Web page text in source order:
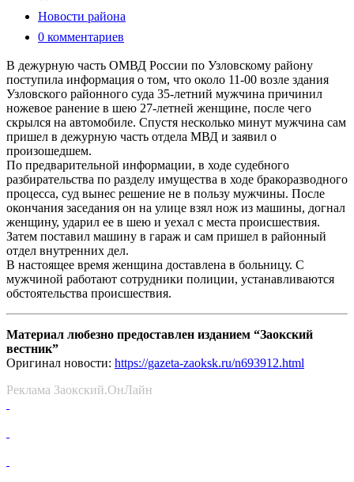
Новости района
0 комментариев
В дежурную часть ОМВД России по Узловскому району
поступила информация о том, что около 11-00 возле здания
Узловского районного суда 35-летний мужчина причинил
ножевое ранение в шею 27-летней женщине, после чего
скрылся на автомобиле. Спустя несколько минут мужчина сам
пришел в дежурную часть отдела МВД и заявил о
произошедшем.
По предварительной информации, в ходе судебного
разбирательства по разделу имущества в ходе бракоразводного
процесса, суд вынес решение не в пользу мужчины. После
окончания заседания он на улице взял нож из машины, догнал
женщину, ударил ее в шею и уехал с места происшествия.
Затем поставил машину в гараж и сам пришел в районный
отдел внутренних дел.
В настоящее время женщина доставлена в больницу. С
мужчиной работают сотрудники полиции, устанавливаются
обстоятельства происшествия.
Материал любезно предоставлен изданием “Заокский
вестник”
Оригинал новости: https://gazeta-zaoksk.ru/n693912.html
Реклама Заокский.ОнЛайн